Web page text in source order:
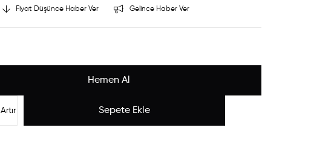
Fiyat Düşünce Haber Ver Gelince Haber Ver
Artır